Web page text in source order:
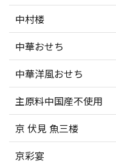
中村楼
中華おせち
中華洋風おせち
主原料中国産不使用
京 伏見 魚三楼
京彩宴